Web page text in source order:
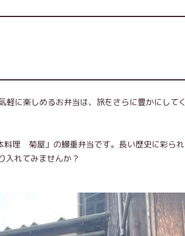
に楽しめるお弁当は、旅をさらに豊かにしてく
料理 菊屋」の鰻重弁当です。長い歴史に彩られ
入れてみませんか？